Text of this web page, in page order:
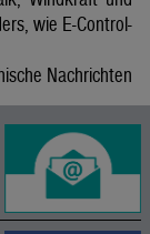
wie E-Control-
Nachrichten